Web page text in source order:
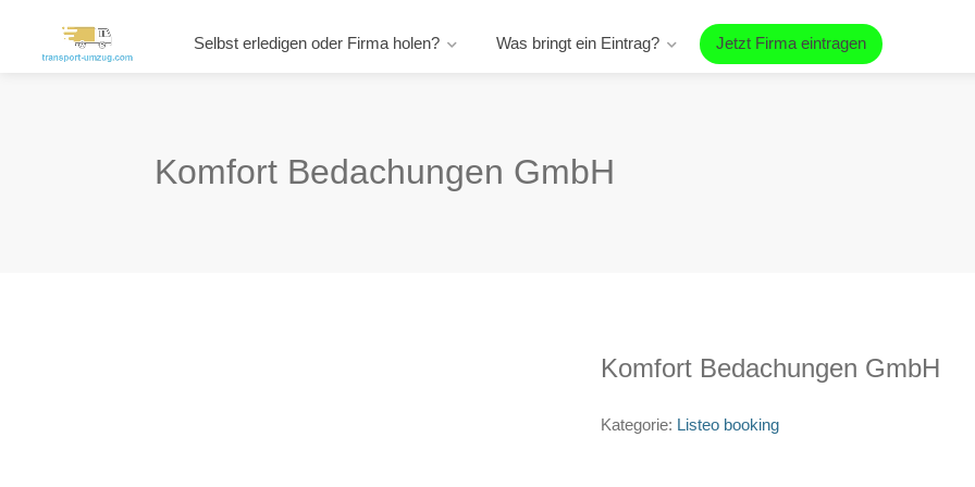
Selbst erledigen oder Firma holen? Was bringt ein Eintrag? Jetzt Firma eintragen
Komfort Bedachungen GmbH
Komfort Bedachungen GmbH
Kategorie: Listeo booking